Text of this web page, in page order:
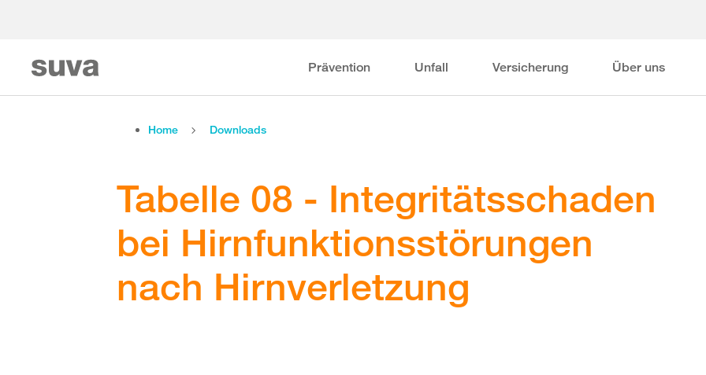
Prävention Unfall Versicherung Über uns
Home Downloads
Tabelle 08 - Integritätsschaden
bei Hirnfunktionsstörungen
nach Hirnverletzung